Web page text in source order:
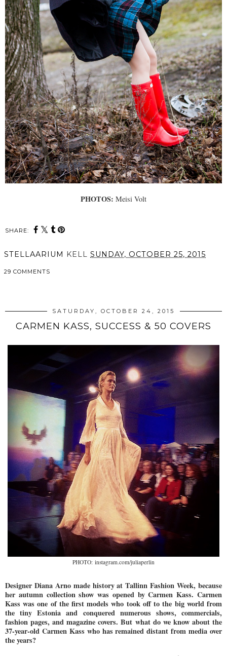
PHOTOS: Meisi Volt
SHARE:
STELLAARIUM KELL SUNDAY, OCTOBER 25, 2015
29 COMMENTS
SATURDAY, OCTOBER 24, 2015
CARMEN KASS, SUCCESS & 50 COVERS
PHOTO: instagram.com/juliaperlin
Designer Diana Arno made history at Tallinn Fashion Week, because
her autumn collection show was opened by Carmen Kass. Carmen
Kass was one of the first models who took off to the big world from
the tiny Estonia and conquered numerous shows, commercials,
fashion pages, and magazine covers. But what do we know about the
37-year-old Carmen Kass who has remained distant from media over
the years?